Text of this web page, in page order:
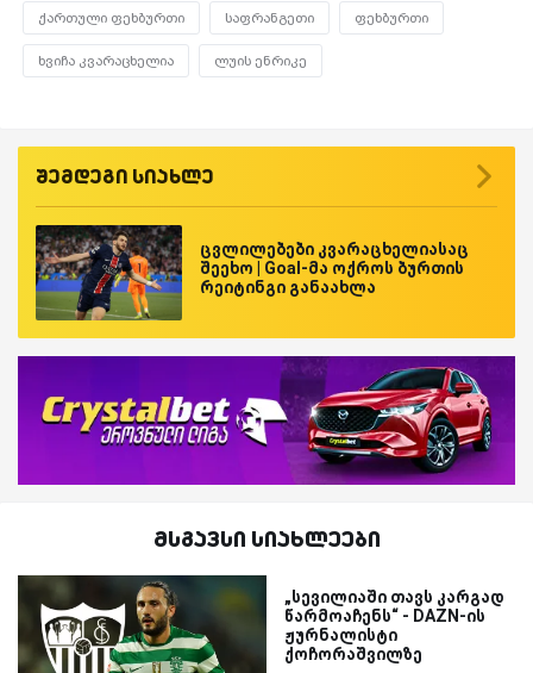
ქართული ფეხბურთი საფრანგეთი ფეხბურთი
ხვიჩა კვარაცხელია ლუის ენრიკე
შემდეგი სიახლე
ცვლილებები კვარაცხელიასაც
შეეხო | Goal-მა ოქროს ბურთის
რეიტინგი განაახლა
მსგავსი სიახლეები
„სევილიაში თავს კარგად
წარმოაჩენს“ - DAZN-ის
ჟურნალისტი
ქოჩორაშვილზე